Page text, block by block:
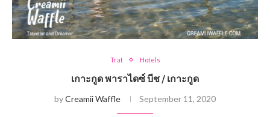
Trat Hotels
เกาะกูด พาราไดซ์ บีช / เกาะกูด
byCreamii Waffle September 11, 2020